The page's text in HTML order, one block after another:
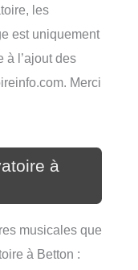
les
est uniquement
à l’ajout des
Merci
à
musicales que
à Betton :